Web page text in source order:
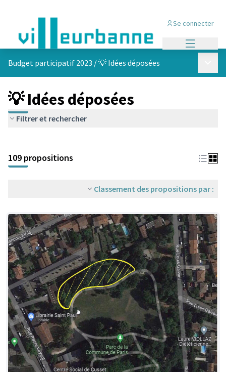
Se connecter
Budget participatif 2023 /💡 Idées déposées
💡 Idées déposées
Filtrer et rechercher
+
−
109 propositions
Classement des propositions par :